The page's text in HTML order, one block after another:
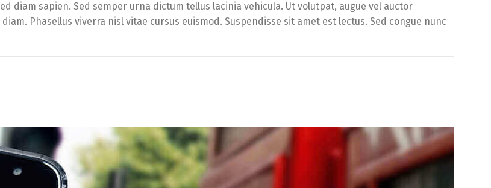
diam sapien. Sed semper urna dictum tellus lacinia vehicula. Ut volutpat, augue vel auctor
Phasellus viverra nisl vitae cursus euismod. Suspendisse sit amet est lectus. Sed congue nunc